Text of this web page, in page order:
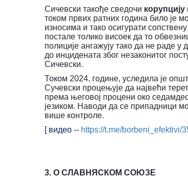
Сичевски такође сведочи корупцију
током првих ратних година било је
износима и тако осигурати
постале толико висоек да то
полиције ангажују тако да не раде
до инцидената због незаконитог
Сичевски.
Током 2024. године, уследила је
Сучевски процењује да највећи
према његовој процени око
језиком. Наводи да се припадници
више контроле.
[ видео -- https://t.me/borbeni_efektivi/
3. О СЛАВНЯСКОМ СОЮЗЕ